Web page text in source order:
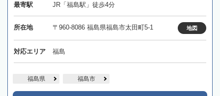
最寄駅 JR「福島駅」徒歩4分
所在地 〒960-8086 福島県福島市太田町5-1 地図
対応エリア 福島
福島県 福島市